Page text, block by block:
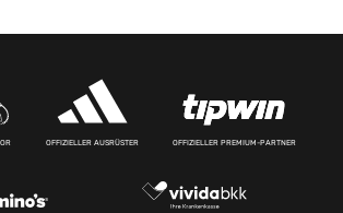
OFFIZIELLER AUSRÜSTER OFFIZIELLER PREMIUM-PARTNER